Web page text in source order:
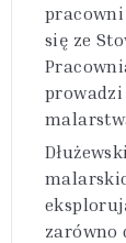
pracowni
się ze
zarówno